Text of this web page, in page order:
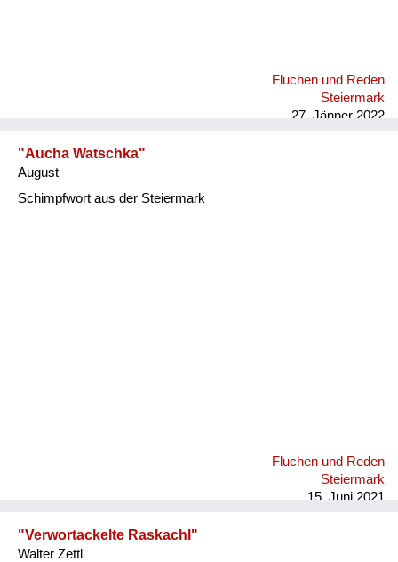
Fluchen und Reden
Steiermark
27. Jänner 2022
"Aucha Watschka"
August
Schimpfwort aus der Steiermark
Fluchen und Reden
Steiermark
15. Juni 2021
"Verwortackelte Raskachl"
Walter Zettl